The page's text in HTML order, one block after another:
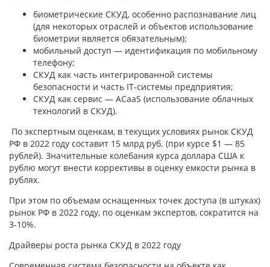
биометрические СКУД, особенно распознавание лиц
(для некоторых отраслей и объектов использование
биометрии является обязательным);
мобильный доступ — идентификация по мобильному
телефону;
СКУД как часть интегрированной системы
безопасности и часть IT-системы предприятия;
СКУД как сервис — ACaaS (использование облачных
технологий в СКУД).
По экспертным оценкам, в текущих условиях рынок СКУД
РФ в 2022 году составит 15 млрд руб. (при курсе $1 — 85
рублей). Значительные колебания курса доллара США к
рублю могут внести коррективы в оценку емкости рынка в
рублях.
При этом по объемам оснащенных точек доступа (в штуках)
рынок РФ в 2022 году, по оценкам экспертов, сократится на
3-10%.
Драйверы роста рынка СКУД в 2022 году